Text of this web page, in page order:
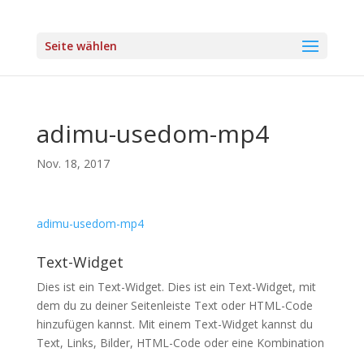
Seite wählen
adimu-usedom-mp4
Nov. 18, 2017
adimu-usedom-mp4
Text-Widget
Dies ist ein Text-Widget. Dies ist ein Text-Widget, mit
dem du zu deiner Seitenleiste Text oder HTML-Code
hinzufügen kannst. Mit einem Text-Widget kannst du
Text, Links, Bilder, HTML-Code oder eine Kombination